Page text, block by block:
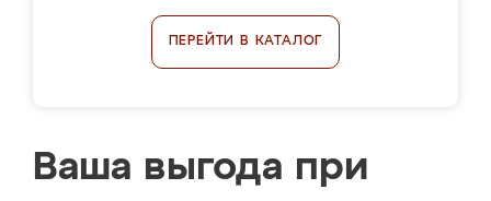
ПЕРЕЙТИ В КАТАЛОГ
Ваша выгода при